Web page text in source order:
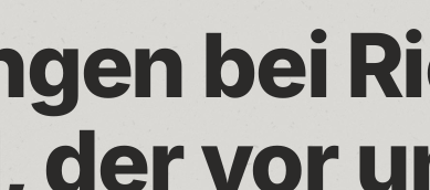
bei
der vor